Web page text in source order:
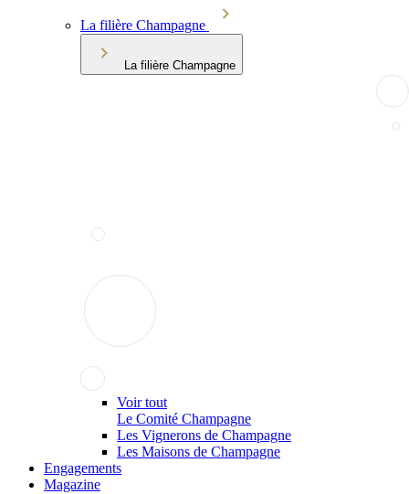
La filière Champagne
La filière Champagne
Voir tout
Le Comité Champagne
Les Vignerons de Champagne
Les Maisons de Champagne
Engagements
Magazine